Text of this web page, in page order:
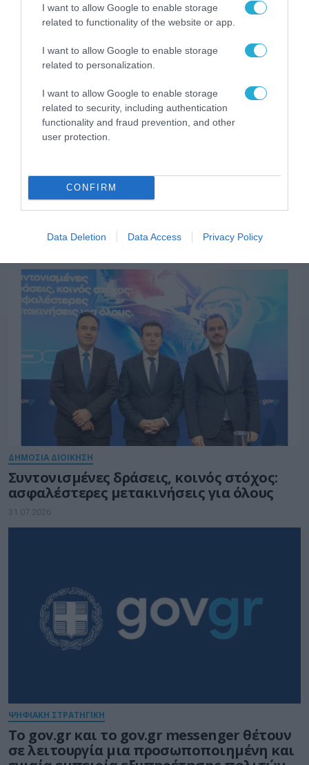
I want to allow Google to enable storage
related to functionality of the website or app.
I want to allow Google to enable storage
related to personalization.
I want to allow Google to enable storage
related to security, including authentication
functionality and fraud prevention, and other
user protection.
CONFIRM
Data Deletion Data Access Privacy Policy
ΨΗΦΙΑΚΗ ΣΤΡΑΤΗΓΙΚΗ
Το Υπουργείο Ψηφιακής Διακυβέρνησης
για πρώτη φορά τους βασικούς άξονες του
ΔΗΜΟΣΙΑ ΔΙΟΙΚΗΣΗ
Συντονισμένες δράσεις, κοινός στόχος:
ασφαλέστερες μετακινήσεις για όλους
31.07.2026
ΨΗΦΙΑΚΗ ΣΤΡΑΤΗΓΙΚΗ
Το gov.gr και το gov.gr messenger θέτουν
σε λειτουργία μια προσωποποιημένη και